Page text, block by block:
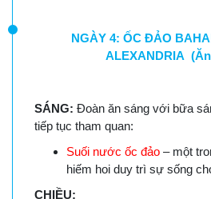
NGÀY 4: ỐC ĐẢO
ALEXANDRIA
SÁNG: Đoàn ăn sáng với bữa
tiếp tục tham quan:
Suối nước ốc đảo – một
hiếm hoi duy trì sự sống
CHIỀU: